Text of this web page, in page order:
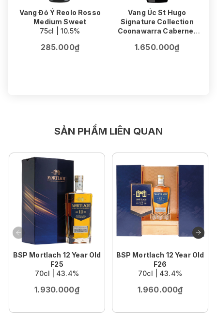
Vang Đỏ Ý Reolo Rosso
Medium Sweet
75cl | 10.5%
285.000₫
Vang Úc St Hugo
Signature Collection
Coonawarra Cabernet
75cl | 14.5%
1.650.000₫
SẢN PHẨM LIÊN QUAN
BSP Mortlach 12 Year Old
F25
70cl | 43.4%
1.930.000₫
BSP Mortlach 12 Year Old
F26
70cl | 43.4%
1.960.000₫